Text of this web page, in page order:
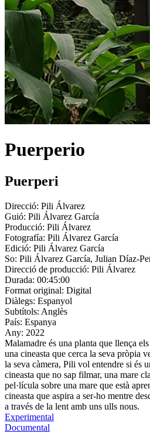
Puerperio
Puerperi
Direcció: Pili Álvarez
Guió: Pili Álvarez García
Producció: Pili Álvarez
Fotografía: Pili Álvarez García
Edició: Pili Álvarez García
So: Pili Álvarez García, Julian Díaz-
Direcció de producció: Pili Álvarez
Durada: 00:45:00
Format original: Digital
Diàlegs: Espanyol
Subtítols: Anglès
País: Espanya
Any: 2022
Malamadre és una planta que llença
una cineasta que cerca la seva pròpia
la seva càmera, Pili vol entendre si és
cineasta que no sap filmar, una mare
pel·lícula sobre una mare que està
cineasta que aspira a ser-ho mentre
a través de la lent amb uns ulls nous.
Experimental
Documental